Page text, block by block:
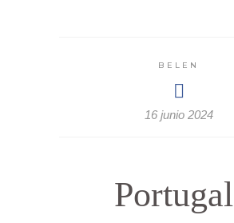
BELEN
16 junio 2024
Portugal